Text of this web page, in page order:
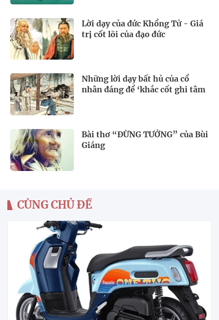
Lời dạy của đức Khổng Tử - Giá
trị cốt lõi của đạo đức
Những lời dạy bất hủ của cổ
nhân đáng để ‘khắc cốt ghi tâm
Bài thơ “ĐỪNG TƯỞNG” của Bùi
Giáng
CÙNG CHỦ ĐỀ